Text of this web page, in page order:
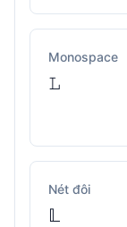
Monospace
𝙻
Nét đôi
𝕃